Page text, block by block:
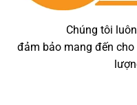
Chúng tôi
đảm bảo mang đến